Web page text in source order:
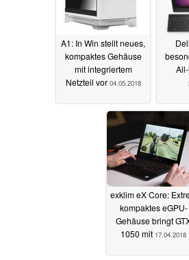
A1: In Win stellt neues,
kompaktes Gehäuse
mit integriertem
Netzteil vor 04.05.2018
exklim eX Core:
kompaktes eGPU-
Gehäuse bringt
1050 mit 17.04.2018